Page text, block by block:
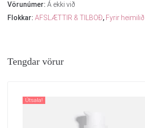
Vörunúmer: Á ekki við
Flokkar: AFSLÆTTIR & TILBOÐ, Fyrir heimilið
Tengdar vörur
Útsala!